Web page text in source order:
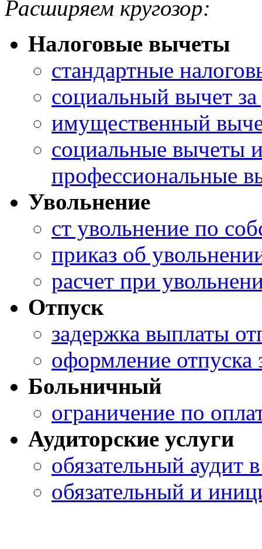
Расширяем кругозор:
Налоговые вычеты
стандартные
социальный вычет
имущественный
социальные вычеты
профессиональные
Увольнение
ст увольнение по
приказ об
расчет при
Отпуск
задержка выплаты
оформление отпуска
Больничный
ограничение по
Аудиторские услуги
обязательный аудит
обязательный и